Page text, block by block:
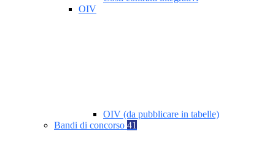
OIV
OIV (da pubblicare in tabelle)
Bandi di concorso 41